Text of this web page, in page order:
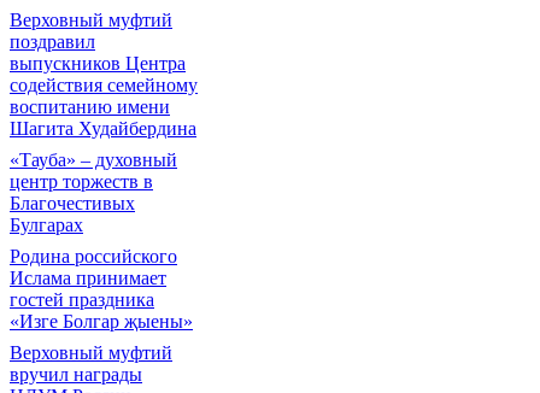
Верховный муфтий
поздравил
выпускников Центра
содействия семейному
воспитанию имени
Шагита Худайбердина
«Тауба» – духовный
центр торжеств в
Благочестивых
Булгарах
Родина российского
Ислама принимает
гостей праздника
«Изге Болгар җыены»
Верховный муфтий
вручил награды